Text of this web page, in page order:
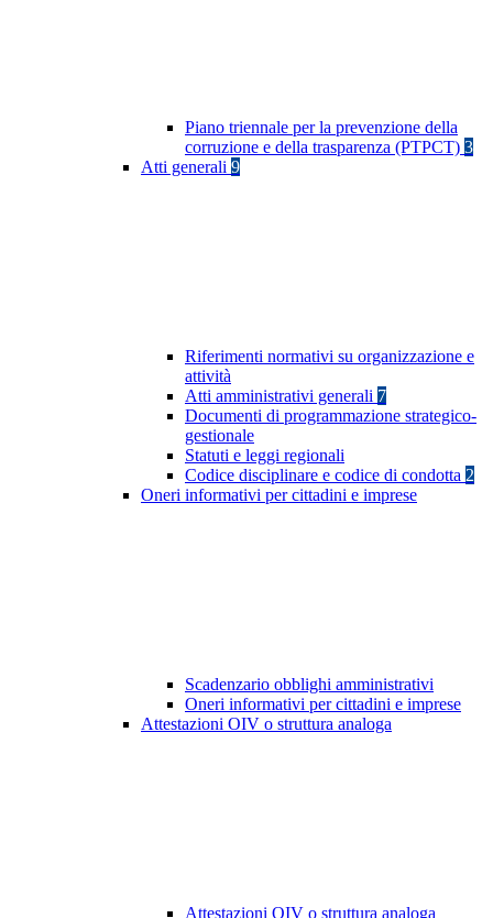
Piano triennale per la prevenzione della
corruzione e della trasparenza (PTPCT) 3
Atti generali 9
Riferimenti normativi su organizzazione e
attività
Atti amministrativi generali 7
Documenti di programmazione strategico-
gestionale
Statuti e leggi regionali
Codice disciplinare e codice di condotta 2
Oneri informativi per cittadini e imprese
Scadenzario obblighi amministrativi
Oneri informativi per cittadini e imprese
Attestazioni OIV o struttura analoga
Attestazioni OIV o struttura analoga